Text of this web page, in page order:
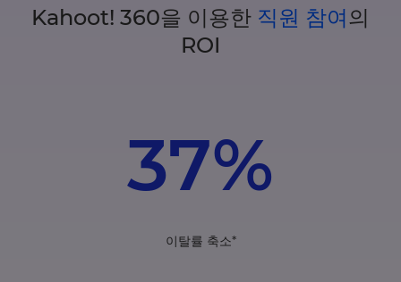
Kahoot! 360을 이용한 직원 참여의
ROI
37%
이탈률 축소*